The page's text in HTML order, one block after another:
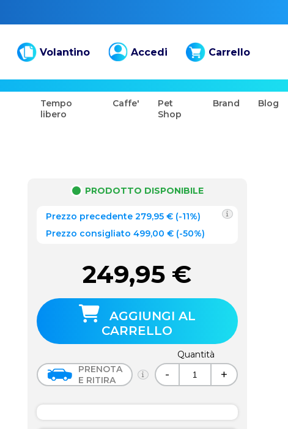
Volantino Accedi Carrello
Tempo
libero
Caffe'
Pet
Shop
Brand Blog
PRODOTTO DISPONIBILE
Prezzo precedente 279,95 € (-11%)
Prezzo consigliato 499,00 € (-50%)
249,95 €
AGGIUNGI AL
CARRELLO
PRENOTA
E RITIRA
Quantità
- +